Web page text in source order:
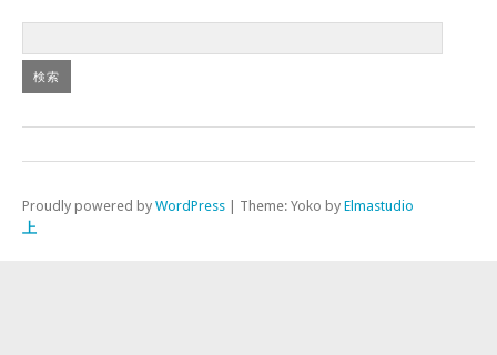
Proudly powered by WordPress Theme: Yoko by Elmastudio
上